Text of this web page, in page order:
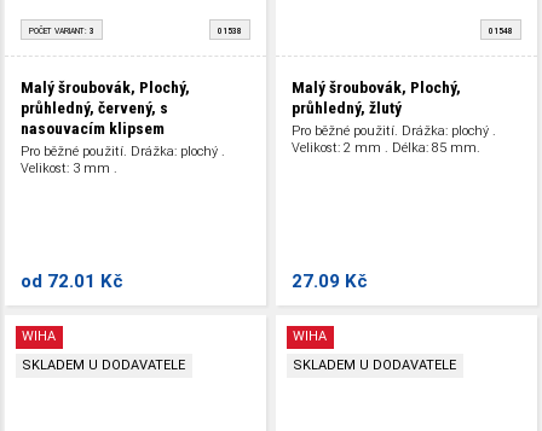
POČET VARIANT: 3 01538
Malý šroubovák, Plochý,
průhledný, červený, s
nasouvacím klipsem
Pro běžné použití. Drážka: plochý .
Velikost: 3 mm .
od 72.01 Kč
01548
Malý šroubovák, Plochý,
průhledný, žlutý
Pro běžné použití. Drážka: plochý .
Velikost: 2 mm . Délka: 85 mm.
27.09 Kč
WIHA
SKLADEM U DODAVATELE
WIHA
SKLADEM U DODAVATELE